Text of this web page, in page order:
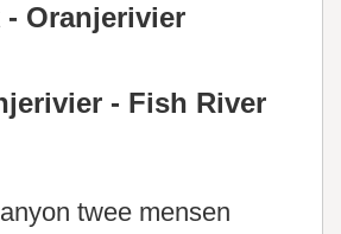
Oranjerivier
- Fish River
twee mensen